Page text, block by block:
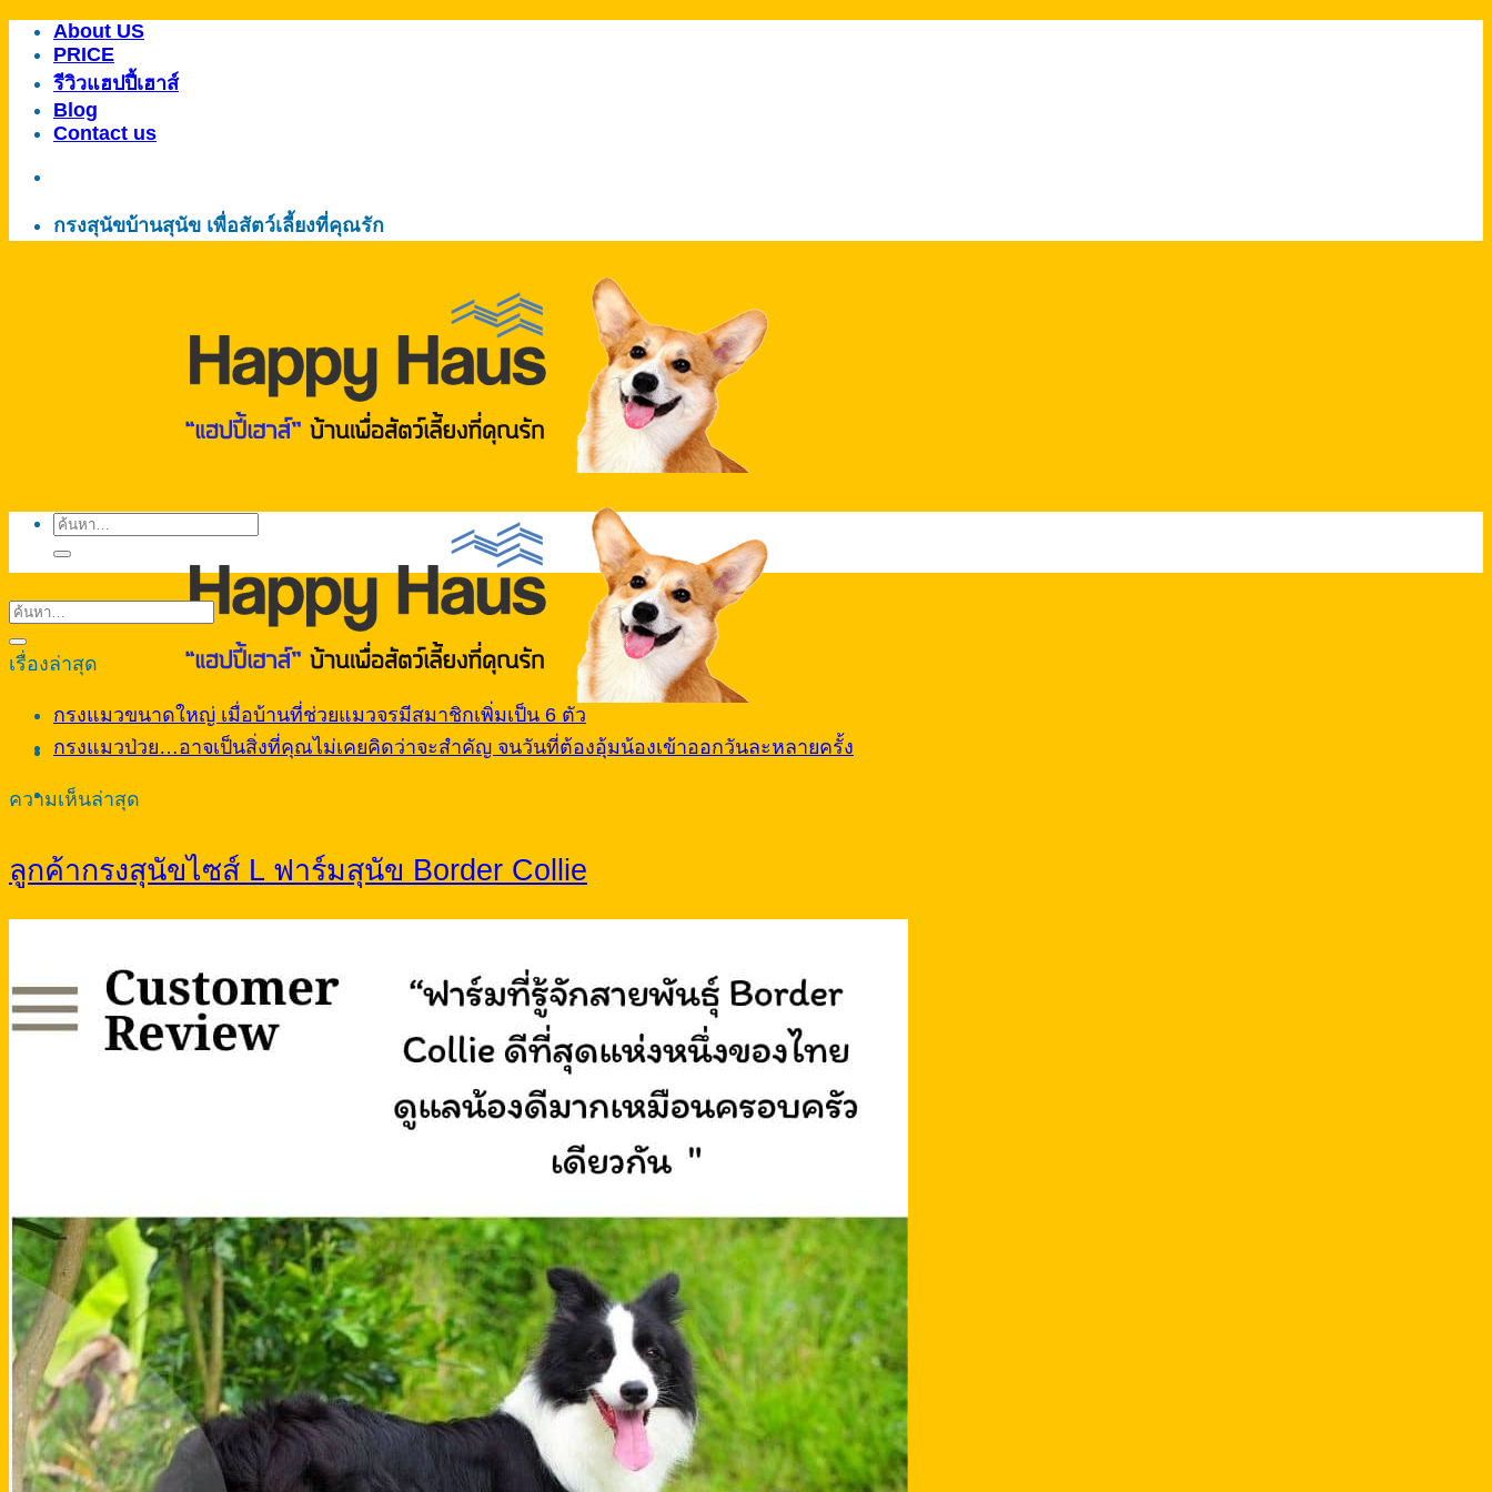
ข้าม
เนื้อหา
About US
PRICE
รีวิวแฮปปี้เฮาส์
Blog
Contact us
กรงสุนัขบ้านสุนัข เพื่อสัตว์เลี้ยงที่คุณรัก
ค้นหา:
เรื่องล่าสุด
กรงแมวขนาดใหญ่ เมื่อบ้านที่ช่วยแมวจรมีสมาชิกเพิ่มเป็น 6 ตัว
กรงแมวป่วย…อาจเป็นสิ่งที่คุณไม่เคยคิดว่าจะสำคัญ จนวันที่ต้องอุ้มน้องเข้าออกวันละหลายครั้ง
ความเห็นล่าสุด
ลูกค้ากรงสุนัขไซส์ L ฟาร์มสุนัข Border Collie